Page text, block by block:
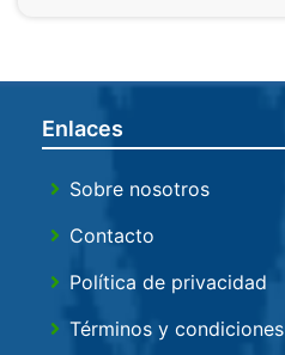
Enlaces
Sobre nosotros
Contacto
Política de privacidad
Términos y condiciones